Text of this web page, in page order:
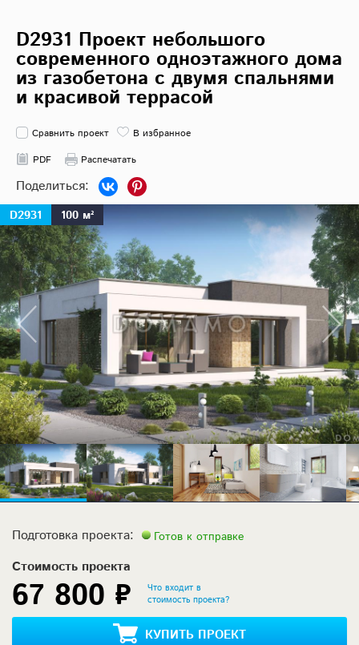
D2931 Проект небольшого
современного одноэтажного дома
из газобетона с двумя спальнями
и красивой террасой
Сравнить проект
В избранное
PDF
Распечатать
D2931 100 м²
Подготовка проекта: Готов к отправке
Стоимость проекта
67 800 ₽
Что входит в
стоимость проекта?
КУПИТЬ ПРОЕКТ